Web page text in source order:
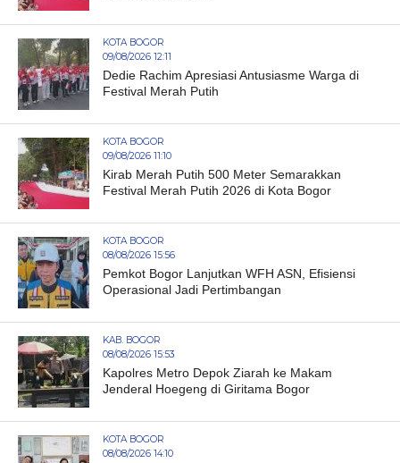
KOTA BOGOR
09/08/2026 12:11
Dedie Rachim Apresiasi Antusiasme Warga di
Festival Merah Putih
KOTA BOGOR
09/08/2026 11:10
Kirab Merah Putih 500 Meter Semarakkan
Festival Merah Putih 2026 di Kota Bogor
KOTA BOGOR
08/08/2026 15:56
Pemkot Bogor Lanjutkan WFH ASN, Efisiensi
Operasional Jadi Pertimbangan
KAB. BOGOR
08/08/2026 15:53
Kapolres Metro Depok Ziarah ke Makam
Jenderal Hoegeng di Giritama Bogor
KOTA BOGOR
08/08/2026 14:10